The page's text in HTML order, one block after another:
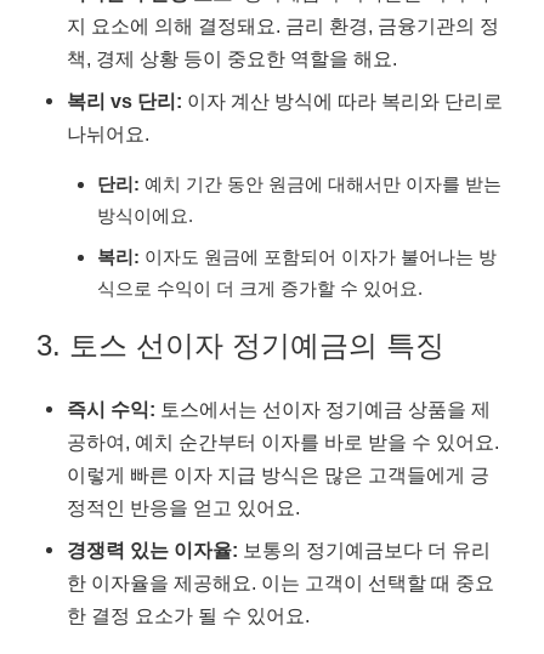
지 요소에 의해 결정돼요. 금리 환경, 금융기관의 정
책, 경제 상황 등이 중요한 역할을 해요.
복리 vs 단리: 이자 계산 방식에 따라 복리와 단리로
나뉘어요.
단리: 예치 기간 동안 원금에 대해서만 이자를 받는
방식이에요.
복리: 이자도 원금에 포함되어 이자가 불어나는 방
식으로 수익이 더 크게 증가할 수 있어요.
3. 토스 선이자 정기예금의 특징
즉시 수익: 토스에서는 선이자 정기예금 상품을 제
공하여, 예치 순간부터 이자를 바로 받을 수 있어요.
이렇게 빠른 이자 지급 방식은 많은 고객들에게 긍
정적인 반응을 얻고 있어요.
경쟁력 있는 이자율: 보통의 정기예금보다 더 유리
한 이자율을 제공해요. 이는 고객이 선택할 때 중요
한 결정 요소가 될 수 있어요.